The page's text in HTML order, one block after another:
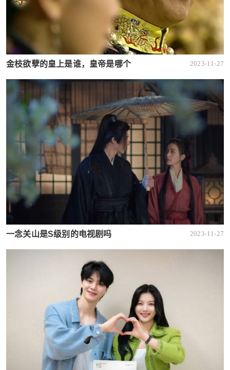
金枝欲孽的皇上是谁，皇帝是哪个 2023-11-27
一念关山是S级别的电视剧吗 2023-11-27